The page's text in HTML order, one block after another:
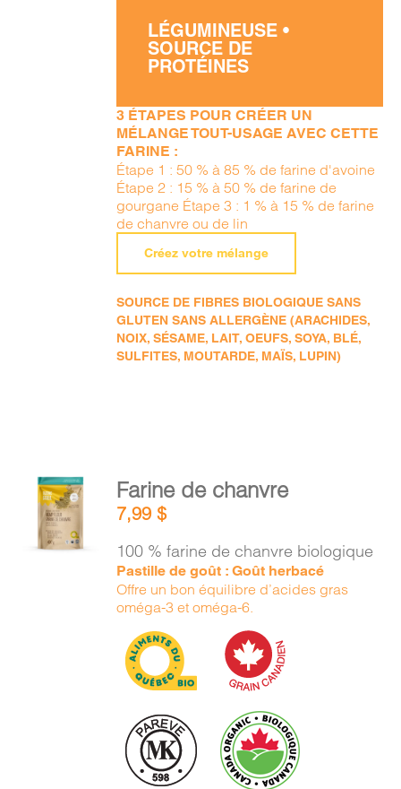
LÉGUMINEUSE •
SOURCE DE
PROTÉINES
3 ÉTAPES POUR CRÉER UN
MÉLANGE TOUT-USAGE AVEC CETTE
FARINE :
Étape 1 : 50 % à 85 % de farine d'avoine
Étape 2 : 15 % à 50 % de farine de
gourgane Étape 3 : 1 % à 15 % de farine
de chanvre ou de lin
Créez votre mélange
SOURCE DE FIBRES BIOLOGIQUE SANS
GLUTEN SANS ALLERGÈNE (ARACHIDES,
NOIX, SÉSAME, LAIT, OEUFS, SOYA, BLÉ,
SULFITES, MOUTARDE, MAÏS, LUPIN)
AJOUTER
AU
PANIER
/
Farine de chanvre
7,99$
100 % farine de chanvre biologique
Pastille de goût : Goût herbacé
Offre un bon équilibre d’acides gras
oméga-3 et oméga-6.